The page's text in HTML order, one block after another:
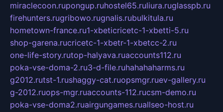
miraclecoon.rupongup.ruhostel65.ruliura.ruglasspb.ru
firehunters.rugribowo.rugnalis.rubulkitula.ru
hometown-france.ru1-xbeticricetc-1-xbetti-5.ru
shop-garena.rucricetc-1-xbetr-1-xbetcc-2.ru
one-life-story.rutop-halyava.ruaccounts112.ru
poka-vse-doma-2.ru3-d-file.ruhahahaharms.ru
g2012.rutst-1.rushaggy-cat.ruopsmgr.ruev-gallery.ru
g-2012.ruops-mgr.ruaccounts-112.rucsm-demo.ru
poka-vse-doma2.ruairgungames.ruallseo-host.ru